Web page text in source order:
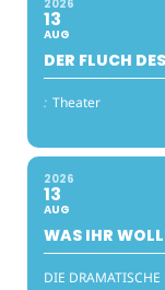
2026
13
AUG
DER FLUCH
: Theater
2026
13
AUG
WAS IHR
DIE DRAMATISCHE